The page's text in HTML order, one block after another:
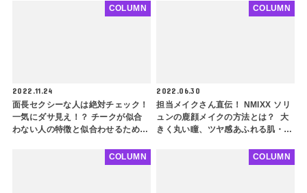
イメチェンのポイントも解説
2022.11.24
面長セクシーな人は絶対チェック！
一気にダサ見え！？ チークが似合
わない人の特徴と似合わせるための
COLUMN
2022.06.30
担当メイクさん直伝！ NMIXX ソリ
ュンの鹿顔メイクの方法とは？ 大
きく丸い瞳、ツヤ感あふれる肌・・
ジュアルクイーンの清純なかわいさ
COLUMN
COLUMN COLUMN